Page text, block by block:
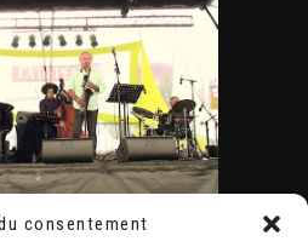
consentement